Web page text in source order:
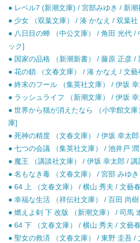
● レベル7 (新潮文庫) / 宮部みゆき / 新潮
● 少女 （双葉文庫） / 湊 かなえ / 双葉社
● 八日目の蝉 （中公文庫） / 角田 光代 /
ック]
● 国家の品格 （新潮新書） / 藤原 正彦 /
● 花の鎖 （文春文庫） / 湊 かなえ / 文藝
● 終末のフール （集英社文庫） / 伊坂
● ラッシュライフ （新潮文庫） / 伊坂
● 世界から猫が消えたなら （小学館文
庫]
● 死神の精度 （文春文庫） / 伊坂 幸太
● 七つの会議 （集英社文庫） / 池井戸
● 魔王 （講談社文庫） / 伊坂 幸太郎 / 講
● 名もなき毒 （文春文庫） / 宮部 みゆ
● 64 上 （文春文庫） / 横山 秀夫 / 文藝
● 幸福な生活 （祥伝社文庫） / 百田 尚
● 燃えよ剣 下 改版 （新潮文庫） / 司馬
● 64 下 （文春文庫） / 横山 秀夫 / 文藝
● 聖女の救済 （文春文庫） / 東野 圭吾 /